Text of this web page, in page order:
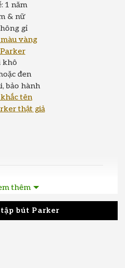
1 năm
& nữ
gỉ
vàng
khô
đen
bảo hành
tên
thật giả
Parker IM Gold
thêm
tập bút Parker